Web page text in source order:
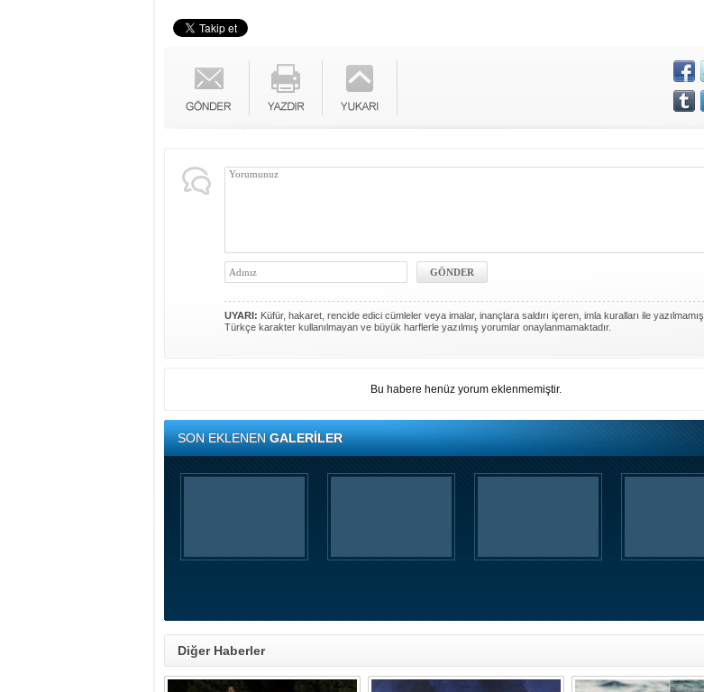
UYARI: Küfür, hakaret, rencide edici cümleler veya imalar, inançlara saldırı içeren, imla kuralları ile yazılmamış,
Türkçe karakter kullanılmayan ve büyük harflerle yazılmış yorumlar onaylanmamaktadır.
Bu habere henüz yorum eklenmemiştir.
SON EKLENENGALERİLER
Diğer Haberler